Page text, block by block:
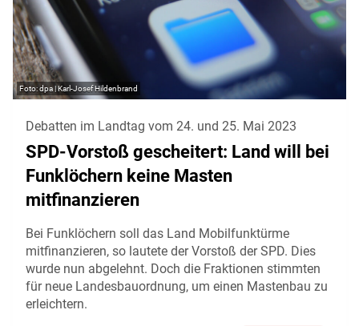
dpa | Karl-Josef Hildenbrand
Debatten im Landtag vom 24. und 25. Mai 2023
SPD-Vorstoß gescheitert: Land will bei
Funklöchern keine Masten
mitfinanzieren
Bei Funklöchern soll das Land Mobilfunktürme
mitfinanzieren, so lautete der Vorstoß der SPD. Dies
wurde nun abgelehnt. Doch die Fraktionen stimmten
für neue Landesbauordnung, um einen Mastenbau zu
erleichtern.